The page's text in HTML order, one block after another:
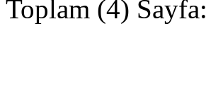
Toplam (4) Sayfa: